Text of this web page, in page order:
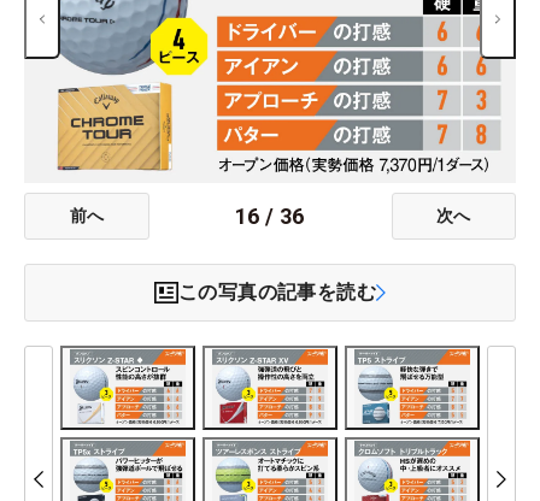
前へ 16 / 36 次へ
この写真の記事を読む